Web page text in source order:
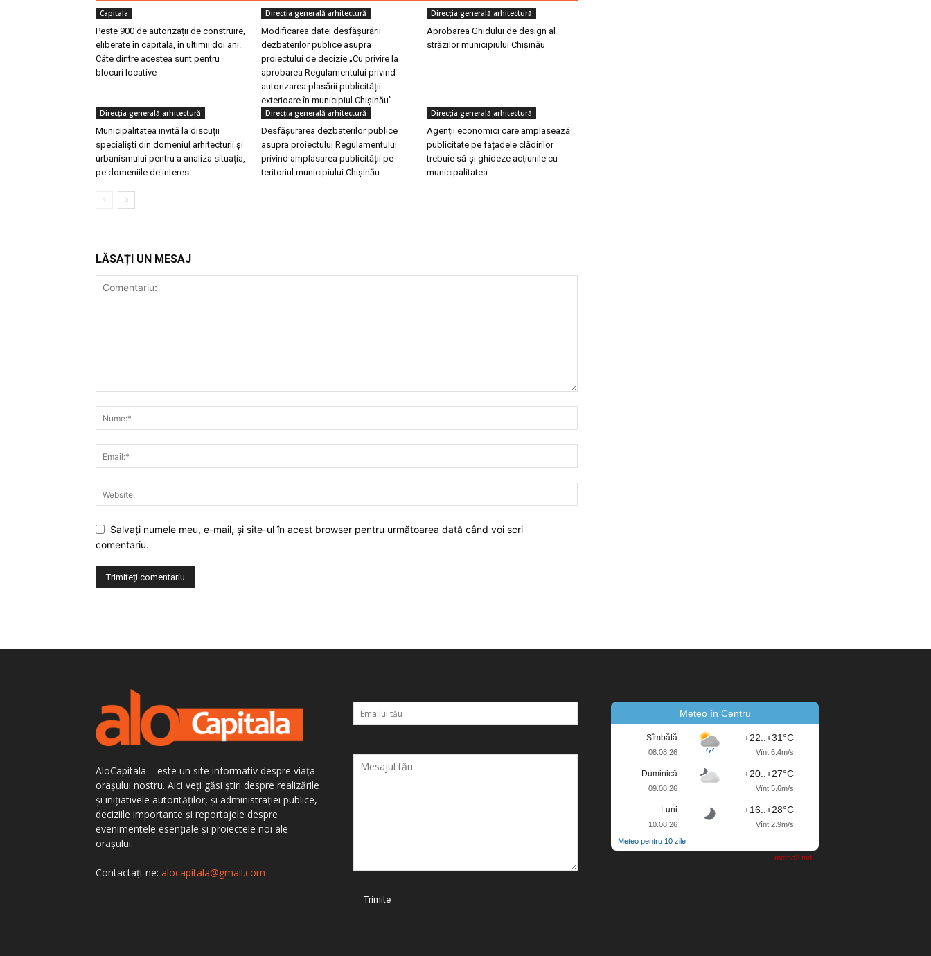
Capitala
Peste 900 de autorizații de construire,
eliberate în capitală, în ultimii doi ani.
Câte dintre acestea sunt pentru
blocuri locative
Direcţia generală arhitectură
Modificarea datei desfășurării
dezbaterilor publice asupra
proiectului de decizie „Cu privire la
aprobarea Regulamentului privind
autorizarea plasării publicității
exterioare în municipiul Chişinău”
Direcţia generală arhitectură
Aprobarea Ghidului de design al
străzilor municipiului Chișinău
Direcţia generală arhitectură
Municipalitatea invită la discuții
specialiști din domeniul arhitecturii și
urbanismului pentru a analiza situația,
pe domeniile de interes
Direcţia generală arhitectură
Desfășurarea dezbaterilor publice
asupra proiectului Regulamentului
privind amplasarea publicității pe
teritoriul municipiului Chișinău
Direcţia generală arhitectură
Agenții economici care amplasează
publicitate pe fațadele clădirilor
trebuie să-și ghideze acțiunile cu
municipalitatea
LĂSAȚI UN MESAJ
Salvaţi numele meu, e-mail, şi site-ul în acest browser pentru următoarea dată când voi scri
comentariu.
AloCapitala – este un site informativ despre viața
orașului nostru. Aici veți găsi știri despre realizările
și inițiativele autorităților, și administrației publice,
deciziile importante și reportajele despre
evenimentele esențiale și proiectele noi ale
orașului.
Contactați-ne: alocapitala@gmail.com
Meteo în Centru
Sîmbătă
08.08.26
+22..+31°C
Vînt 6.4m/s
Duminică
09.08.26
+20..+27°C
Vînt 5.6m/s
Luni
10.08.26
+16..+28°C
Vînt 2.9m/s
Meteo pentru 10 zile
meteo2.md